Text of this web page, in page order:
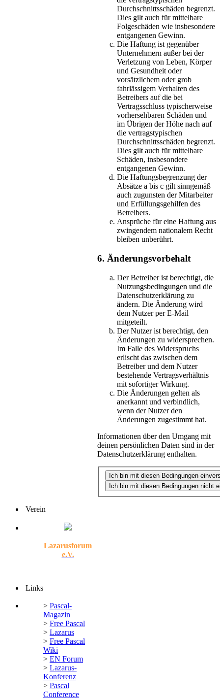
Durchschnittsschäden begrenzt.
Dies gilt auch für mittelbare
Folgeschäden wie insbesondere
entgangenen Gewinn.
Die Haftung ist gegenüber
Unternehmern außer bei der
Verletzung von Leben, Körper
und Gesundheit oder
vorsätzlichem oder grob
fahrlässigem Verhalten des
Betreibers auf die bei
Vertragsschluss typischerweise
vorhersehbaren Schäden und
im Übrigen der Höhe nach auf
die vertragstypischen
Durchschnittsschäden begrenzt.
Dies gilt auch für mittelbare
Schäden, insbesondere
entgangenen Gewinn.
Die Haftungsbegrenzung der
Absätze a bis c gilt sinngemäß
auch zugunsten der Mitarbeiter
und Erfüllungsgehilfen des
Betreibers.
Ansprüche für eine Haftung aus
zwingendem nationalem Recht
bleiben unberührt.
6. Änderungsvorbehalt
Der Betreiber ist berechtigt, die
Nutzungsbedingungen und die
Datenschutzerklärung zu
ändern. Die Änderung wird
dem Nutzer per E-Mail
mitgeteilt.
Der Nutzer ist berechtigt, den
Änderungen zu widersprechen.
Im Falle des Widerspruchs
erlischt das zwischen dem
Betreiber und dem Nutzer
bestehende Vertragsverhältnis
mit sofortiger Wirkung.
Die Änderungen gelten als
anerkannt und verbindlich,
wenn der Nutzer den
Änderungen zugestimmt hat.
Informationen über den Umgang mit
deinen persönlichen Daten sind in der
Datenschutzerklärung enthalten.
Verein
Lazarusforum
e.V.
Links
> Pascal-
Magazin
> Free Pascal
> Lazarus
> Free Pascal
Wiki
> EN Forum
> Lazarus-
Konferenz
> Pascal
Conference